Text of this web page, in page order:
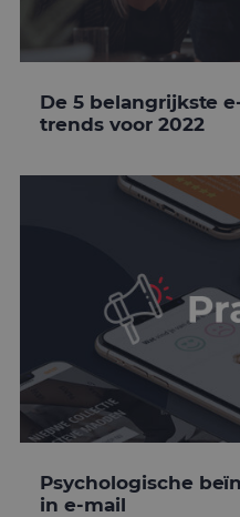
De 5 belangrijkste
trends voor 2022
Psychologische
in e-mail